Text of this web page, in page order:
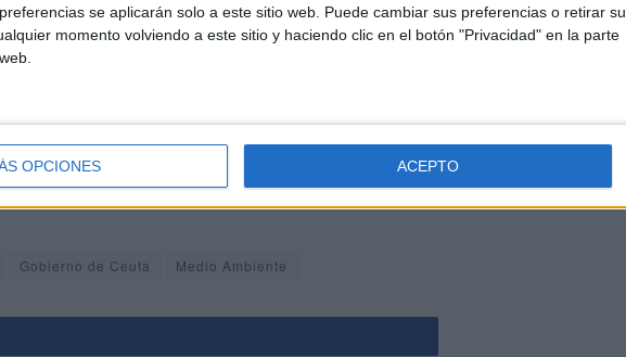
se aplicarán solo a este sitio web. Puede cambiar sus preferencias o retirar su
momento volviendo a este sitio y haciendo clic en el botón "Privacidad" en la parte
OPCIONES ACEPTO
33,07 millones de euros, un 88,5% más que el
8,6 millones en ingresos, la de saneamiento 4,3
18,2 millones de euros en transferencias de
Gobierno de Ceuta Medio Ambiente